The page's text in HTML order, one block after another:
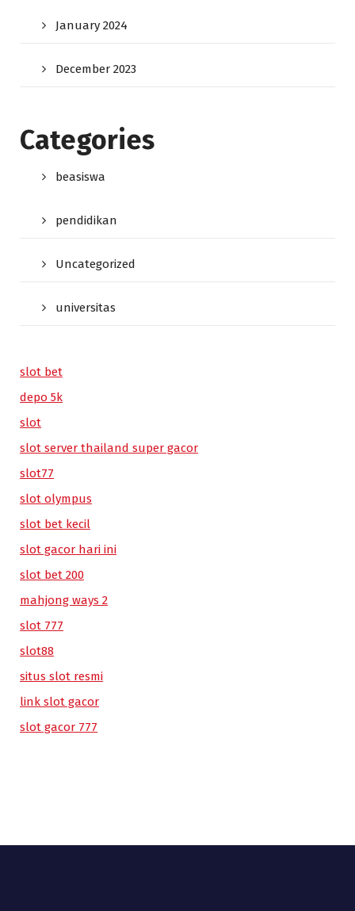
January 2024
December 2023
Categories
beasiswa
pendidikan
Uncategorized
universitas
slot bet
depo 5k
slot
slot server thailand super gacor
slot77
slot olympus
slot bet kecil
slot gacor hari ini
slot bet 200
mahjong ways 2
slot 777
slot88
situs slot resmi
link slot gacor
slot gacor 777